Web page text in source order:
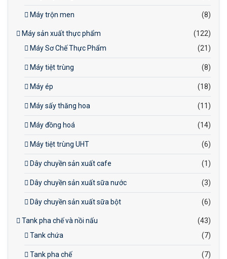
Máy trộn men (8)
Máy sản xuất thực phẩm
(122)
Máy Sơ Chế Thực Phẩm
(21)
Máy tiệt trùng (8)
Máy ép (18)
Máy sấy thăng hoa (11)
Máy đồng hoá (14)
Máy tiệt trùng UHT (6)
Dây chuyền sản xuất cafe (1)
Dây chuyền sản xuất sữa nước (3)
Dây chuyền sản xuất sữa bột (6)
Tank pha chế và nồi nấu
(43)
Tank chứa
(7)
Tank pha chế (7)